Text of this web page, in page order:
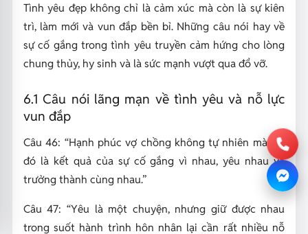
Tình yêu đẹp không chỉ là cảm xúc mà còn là sự kiên
trì, làm mới và vun đắp bền bỉ. Những câu nói hay về
sự cố gắng trong tình yêu truyền cảm hứng cho lòng
chung thủy, hy sinh và là sức mạnh vượt qua đổ vỡ.
6.1 Câu nói lãng mạn về tình yêu và nỗ lực
vun đắp
Câu 46: “Hạnh phúc vợ chồng không tự nhiên mà có,
đó là kết quả của sự cố gắng vì nhau, yêu nhau và
trưởng thành cùng nhau.”
Câu 47:“Yêu là một chuyện, nhưng giữ được nhau
trong suốt hành trình hôn nhân lại cần rất nhiều nỗ